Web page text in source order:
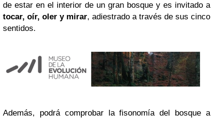
de estar en el interior de un gran bosque y es invitado a
tocar, oír, oler y mirar, adiestrado a través de sus cinco
sentidos.
Además, podrá comprobar la fisonomía del bosque a